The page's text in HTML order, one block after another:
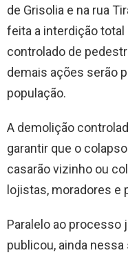
de Grisolia e na rua
feita a interdição total
controlado de
demais ações serão
população.
A demolição
garantir que o
casarão vizinho ou
lojistas, moradores e
Paralelo ao processo
publicou, ainda